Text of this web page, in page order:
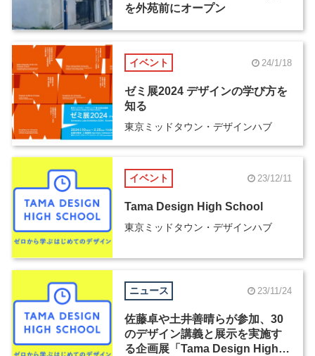
を外苑前にオープン
イベント 24/1/18
ゼミ展2024 デザインの学び方を
知る
東京ミッドタウン・デザインハブ
イベント 23/12/11
Tama Design High School
東京ミッドタウン・デザインハブ
ニュース 23/11/24
佐藤卓や土井善晴らが参加、30
のデザイン講義と展示を実施す
る企画展「Tama Design High